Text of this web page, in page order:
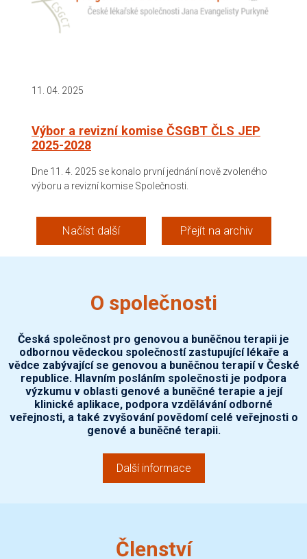
11. 04. 2025
Výbor a revizní komise ČSGBT ČLS JEP
2025-2028
Dne 11. 4. 2025 se konalo první jednání nově zvoleného
výboru a revizní komise Společnosti.
Načíst další Přejít na archiv
O společnosti
Česká společnost pro genovou a buněčnou terapii je
odbornou vědeckou společností zastupující lékaře a
vědce zabývající se genovou a buněčnou terapií v České
republice. Hlavním posláním společnosti je podpora
výzkumu v oblasti genové a buněčné terapie a její
klinické aplikace, podpora vzdělávání odborné
veřejnosti, a také zvyšování povědomí celé veřejnosti o
genové a buněčné terapii.
Další informace
Členství